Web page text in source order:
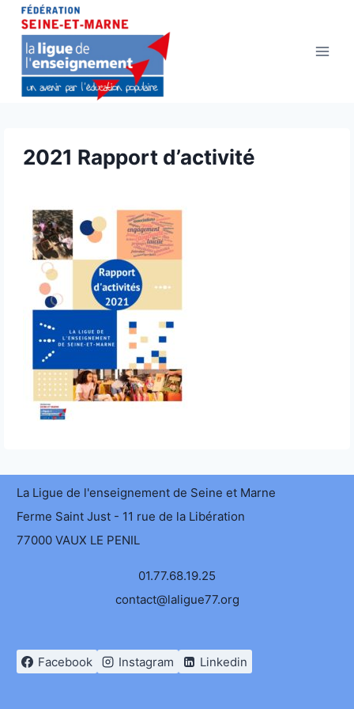
Aller
contenu
2021 Rapport d’activité
La Ligue de l'enseignement de Seine et Marne
Ferme Saint Just - 11 rue de la Libération
77000 VAUX LE PENIL
01.77.68.19.25
contact@laligue77.org
Facebook Instagram Linkedin